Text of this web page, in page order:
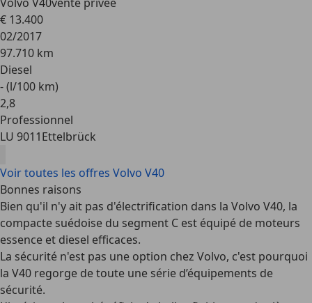
€ 13.400
02/2017
97.710 km
Diesel
- (l/100 km)
2,8
Professionnel
LU 9011Ettelbrück
Voir toutes les offres Volvo V40
Bonnes raisons
Bien qu'il n'y ait pas d'électrification dans la Volvo V40, la
compacte suédoise du segment C est équipé de moteurs
essence et diesel efficaces.
La sécurité n'est pas une option chez Volvo, c'est pourquoi
la V40 regorge detoute une série d’équipements de
sécurité.